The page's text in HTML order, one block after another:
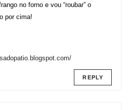
no forno e vou “roubar” o
por cima!
REPLY